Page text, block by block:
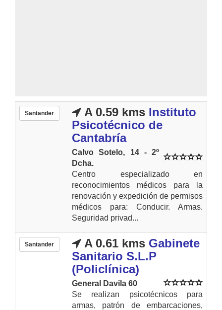
Santander A 0.59 kms Instituto
Psicotécnico de
Cantabría
Calvo Sotelo, 14 - 2º
Dcha.
Centro especializado en
reconocimientos médicos para la
renovación y expedición de permisos
médicos para: Conducir. Armas.
Seguridad privad...
Santander A 0.61 kms Gabinete
Sanitario S.L.P
(Policlínica)
General Davila 60
Se realizan psicotécnicos para
armas, patrón de embarcaciones,